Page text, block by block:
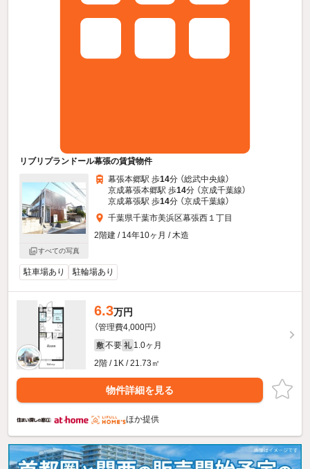
リブリプランドール幕張の賃貸物件
すべての写真
幕張本郷駅 歩14分 （総武中央線）
京成幕張本郷駅 歩14分 （京成千葉線）
京成幕張駅 歩14分 （京成千葉線）
千葉県千葉市美浜区幕張西１丁目
2階建 / 14年10ヶ月 / 木造
駐車場あり 駐輪場あり
6.3万円
（管理費4,000円）
敷 不要 礼 1.0ヶ月
2階 / 1K / 21.73㎡
物件詳細を見る
ほか提供